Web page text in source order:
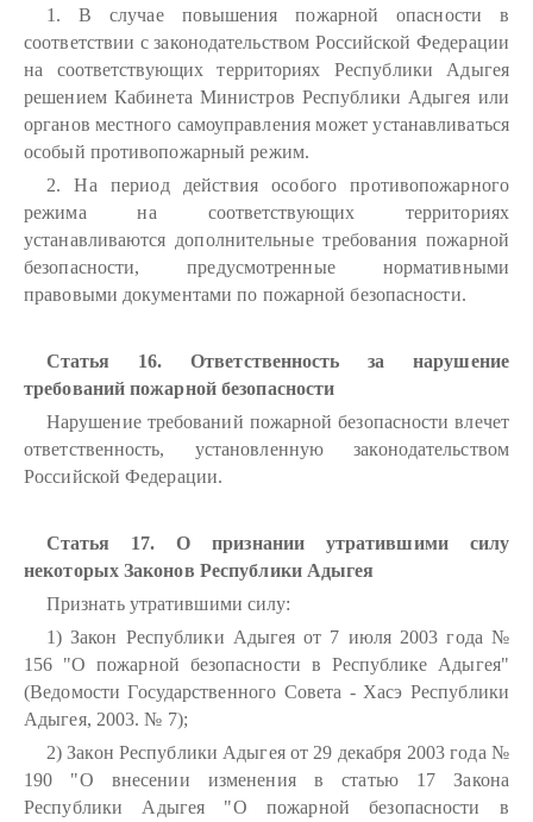
1. В случае повышения пожарной опасности в
соответствии с законодательством Российской Федерации
на соответствующих территориях Республики Адыгея
решением Кабинета Министров Республики Адыгея или
органов местного самоуправления может устанавливаться
особый противопожарный режим.
2. На период действия особого противопожарного
режима на соответствующих территориях
устанавливаются дополнительные требования пожарной
безопасности, предусмотренные нормативными
правовыми документами по пожарной безопасности.
Статья 16. Ответственность за нарушение
требований пожарной безопасности
Нарушение требований пожарной безопасности влечет
ответственность, установленную законодательством
Российской Федерации.
Статья 17. О признании утратившими силу
некоторых Законов Республики Адыгея
Признать утратившими силу:
1) Закон Республики Адыгея от 7 июля 2003 года №
156 "О пожарной безопасности в Республике Адыгея"
(Ведомости Государственного Совета - Хасэ Республики
Адыгея, 2003. № 7);
2) Закон Республики Адыгея от 29 декабря 2003 года №
190 "О внесении изменения в статью 17 Закона
Республики Адыгея "О пожарной безопасности в